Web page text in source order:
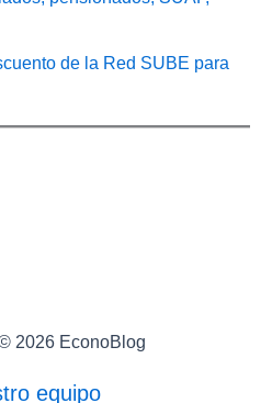
de la Red SUBE para
2026 EconoBlog
equipo